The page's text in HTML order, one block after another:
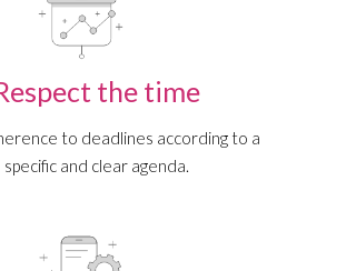
the time
to deadlines according to a
specific and clear agenda.